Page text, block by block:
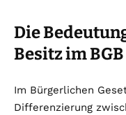
Die
Besitz im BGB
Im Bürgerlichen
Differenzierung